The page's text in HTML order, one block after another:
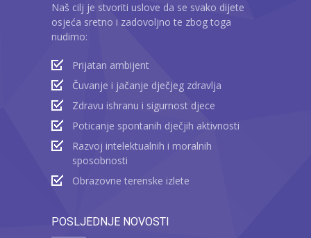
Naš cilj je stvoriti uslove da se svako dijete
osjeća sretno i zadovoljno te zbog toga
nudimo:
Prijatan ambijent
Čuvanje i jačanje dječjeg zdravlja
Zdravu ishranu i sigurnost djece
Poticanje spontanih dječjih aktivnosti
Razvoj intelektualnih i moralnih
sposobnosti
Obrazovne terenske izlete
POSLJEDNJE NOVOSTI